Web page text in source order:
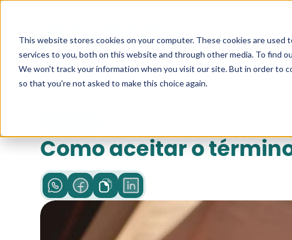
This website stores cookies on your computer. These cookies are
services to you, both on this website and through other media. To find
We won't track your information when you visit our site. But in order to
so that you're not asked to make this choice again.
Como aceitar o